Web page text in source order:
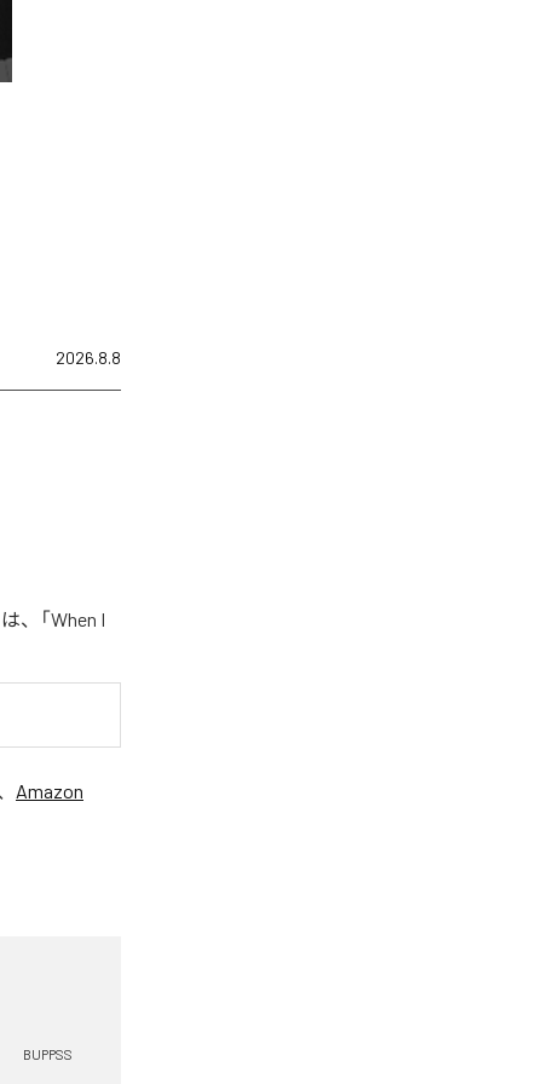
2026.8.8
、「When I
Amazon
BUPPSS